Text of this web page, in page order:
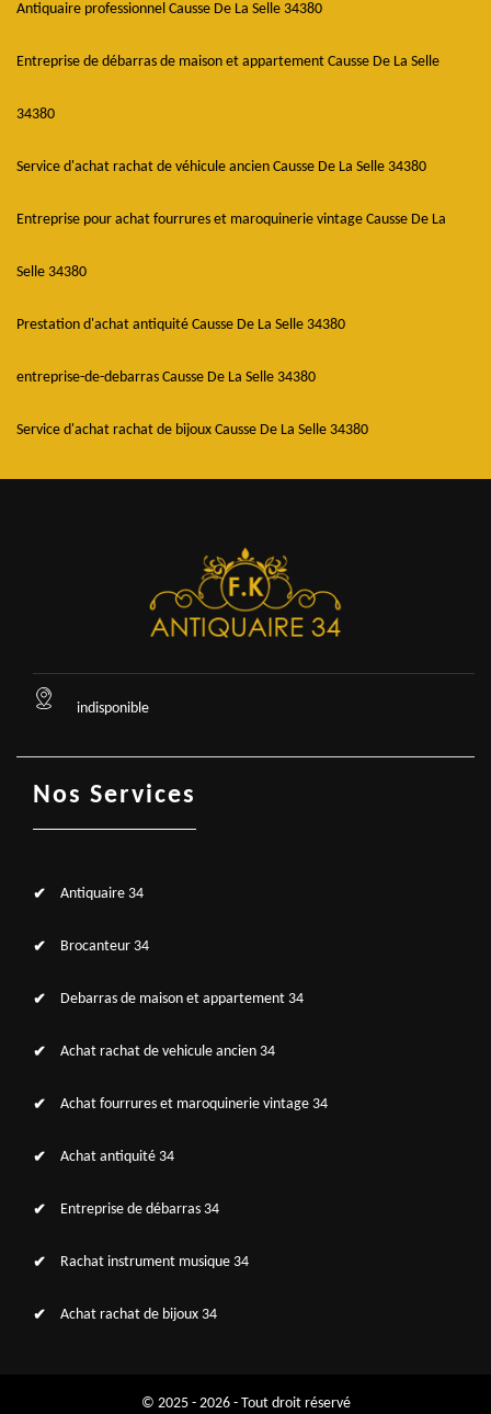
Antiquaire professionnel Causse De La Selle 34380
Entreprise de débarras de maison et appartement Causse De La Selle
34380
Service d'achat rachat de véhicule ancien Causse De La Selle 34380
Entreprise pour achat fourrures et maroquinerie vintage Causse De La
Selle 34380
Prestation d'achat antiquité Causse De La Selle 34380
entreprise-de-debarras Causse De La Selle 34380
Service d'achat rachat de bijoux Causse De La Selle 34380
indisponible
Nos Services
Antiquaire 34
Brocanteur 34
Debarras de maison et appartement 34
Achat rachat de vehicule ancien 34
Achat fourrures et maroquinerie vintage 34
Achat antiquité 34
Entreprise de débarras 34
Rachat instrument musique 34
Achat rachat de bijoux 34
© 2025 - 2026 - Tout droit réservé